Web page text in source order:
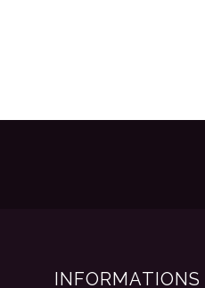
INFORMATIONS